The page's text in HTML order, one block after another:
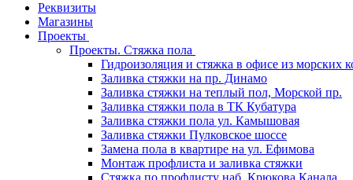
Реквизиты
Магазины
Проекты
Проекты. Стяжка пола
Гидроизоляция и стяжка в офисе из морских
Заливка стяжки на пр. Динамо
Заливка стяжки на теплый пол, Морской пр.
Заливка стяжки пола в ТК Кубатура
Заливка стяжки пола ул. Камышовая
Заливка стяжки Пулковское шоссе
Замена пола в квартире на ул. Ефимова
Монтаж профлиста и заливка стяжки
Стяжка по профлисту наб. Крюкова Канала